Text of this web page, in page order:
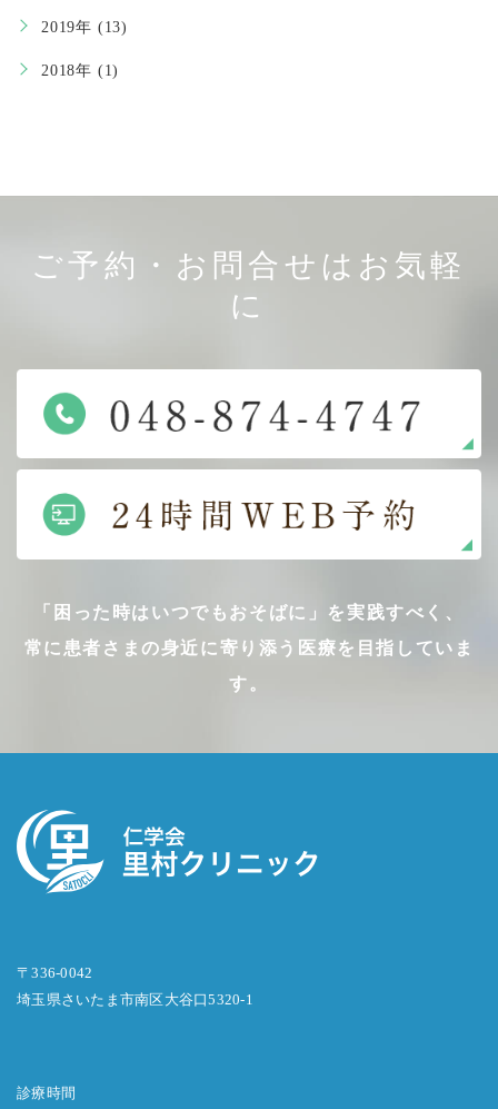
2019年 (13)
2018年 (1)
ご予約・お問合せはお気軽
に
「困った時はいつでもおそばに」を実践すべく、
常に患者さまの身近に寄り添う医療を目指していま
す。
〒336-0042
埼玉県さいたま市南区大谷口5320-1
診療時間